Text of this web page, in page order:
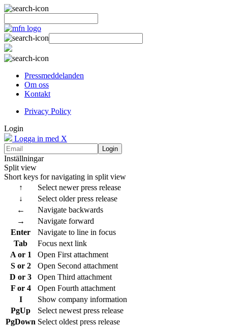
Pressmeddelanden
Om oss
Kontakt
Privacy Policy
Login
Logga in med X
Login
Inställningar
Split view
Short keys for navigating in split view
↑
Select newer press release
↓
Select older press release
←
Navigate backwards
→
Navigate forward
Enter
Navigate to line in focus
Tab
Focus next link
A or 1
Open First attachment
S or 2
Open Second attachment
D or 3
Open Third attachment
F or 4
Open Fourth attachment
I
Show company information
PgUp
Select newest press release
PgDown Select oldest press release